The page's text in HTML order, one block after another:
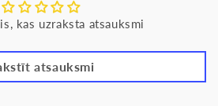
kas uzraksta atsauksmi
atsauksmi